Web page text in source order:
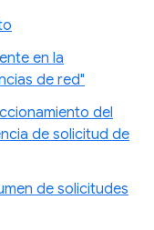
en la
de red"
del
de solicitud de
de solicitudes